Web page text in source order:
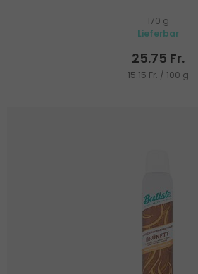
170 g
Lieferbar
25.75 Fr.
15.15 Fr. / 100 g